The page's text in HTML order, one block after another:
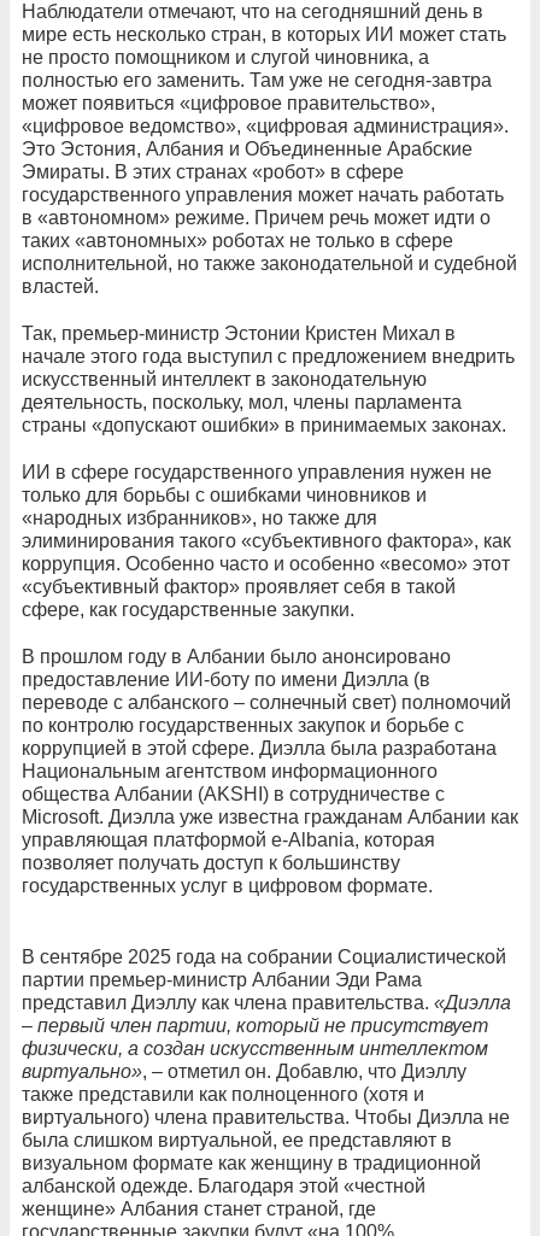
Наблюдатели отмечают, что на сегодняшний день в
мире есть несколько стран, в которых ИИ может стать
не просто помощником и слугой чиновника, а
полностью его заменить. Там уже не сегодня-завтра
может появиться «цифровое правительство»,
«цифровое ведомство», «цифровая администрация».
Это Эстония, Албания и Объединенные Арабские
Эмираты. В этих странах «робот» в сфере
государственного управления может начать работать
в «автономном» режиме. Причем речь может идти о
таких «автономных» роботах не только в сфере
исполнительной, но также законодательной и судебной
властей.
Так, премьер-министр Эстонии Кристен Михал в
начале этого года выступил с предложением внедрить
искусственный интеллект в законодательную
деятельность, поскольку, мол, члены парламента
страны «допускают ошибки» в принимаемых законах.
ИИ в сфере государственного управления нужен не
только для борьбы с ошибками чиновников и
«народных избранников», но также для
элиминирования такого «субъективного фактора», как
коррупция. Особенно часто и особенно «весомо» этот
«субъективный фактор» проявляет себя в такой
сфере, как государственные закупки.
В прошлом году в Албании было анонсировано
предоставление ИИ-боту по имени Диэлла (в
переводе с албанского – солнечный свет) полномочий
по контролю государственных закупок и борьбе с
коррупцией в этой сфере. Диэлла была разработана
Национальным агентством информационного
общества Албании (AKSHI) в сотрудничестве с
Microsoft. Диэлла уже известна гражданам Албании как
управляющая платформой e-Albania, которая
позволяет получать доступ к большинству
государственных услуг в цифровом формате.
В сентябре 2025 года на собрании Социалистической
партии премьер-министр Албании Эди Рама
представил Диэллу как члена правительства. «Диэлла
– первый член партии, который не присутствует
физически, а создан искусственным интеллектом
виртуально», – отметил он. Добавлю, что Диэллу
также представили как полноценного (хотя и
виртуального) члена правительства. Чтобы Диэлла не
была слишком виртуальной, ее представляют в
визуальном формате как женщину в традиционной
албанской одежде. Благодаря этой «честной
женщине» Албания станет страной, где